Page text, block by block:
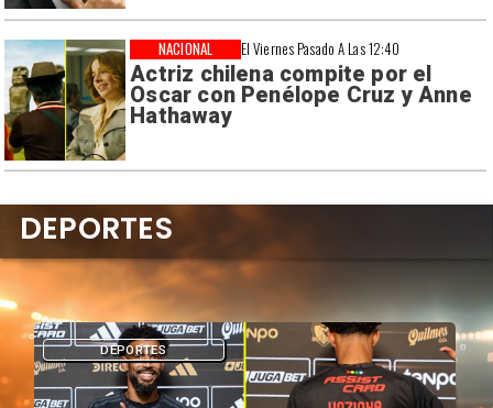
El Viernes Pasado A Las 12:40
Actriz chilena compite por el
Oscar con Penélope Cruz y Anne
Hathaway
NACIONAL
DEPORTES
DEPORTES